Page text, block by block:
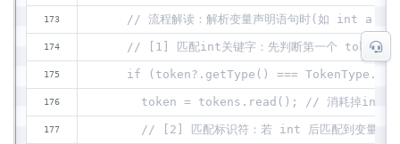
// 流程解读：解析变量声明语句时(如 int a =
// [1] 匹配int关键字：先判断第一个 token
if (token?.getType() ===
      token = tokens.read(); // 消耗掉int
// [2] 匹配标识符：若 int 后匹配到变量名